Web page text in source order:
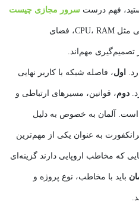
فهم درست سرور مجازی چیست
کمک می‌کند متوجه شوید چرا منابعی مثل CPU، RAM، فضای
مهم‌اند.
اول، فاصله شبکه با کاربر نهایی
دوم، قوانین، مسیرهای ارتباطی و
است. آلمان به‌ خصوص به دلیل
به عنوان یکی از مهم‌ترین
که مخاطب اروپایی دارند گزینه‌ای
باید با مخاطب، نوع پروژه و